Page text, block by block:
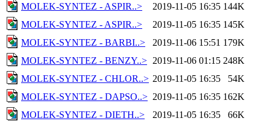
MOLEK-SYNTEZ - ASPIR..>
2019-11-05 16:35 144K
MOLEK-SYNTEZ - ASPIR..>
2019-11-05 16:35 145K
MOLEK-SYNTEZ - BARBI..>
2019-11-06 15:51 179K
MOLEK-SYNTEZ - BENZY..> 2019-11-06 01:15 248K
MOLEK-SYNTEZ - CHLOR..> 2019-11-05 16:35
54K
MOLEK-SYNTEZ - DAPSO..> 2019-11-05 16:35 162K
MOLEK-SYNTEZ - DIETH..>
2019-11-05 16:35
66K